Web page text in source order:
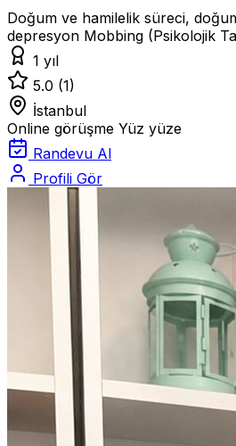
Doğum ve hamilelik süreci,
depresyon Mobbing (Psikolojik
1 yıl
5.0 (1)
İstanbul
Online görüşme Yüz yüze
Randevu Al
Profili Gör